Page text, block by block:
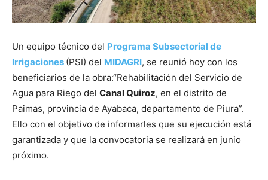
Un equipo técnico del Programa Subsectorial de
Irrigaciones (PSI) del MIDAGRI, se reunió hoy con los
beneficiarios de la obra:“Rehabilitación del Servicio de
Agua para Riego del Canal Quiroz, en el distrito de
Paimas, provincia de Ayabaca, departamento de Piura”.
Ello con el objetivo de informarles que su ejecución está
garantizada y que la convocatoria se realizará en junio
próximo.